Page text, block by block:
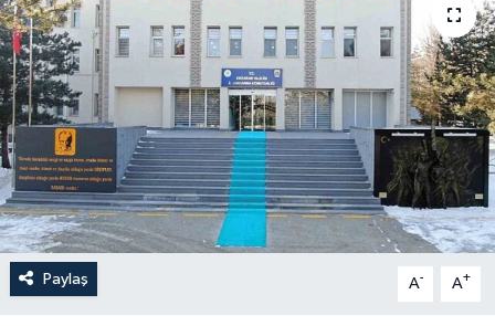
Paylaş A- A+